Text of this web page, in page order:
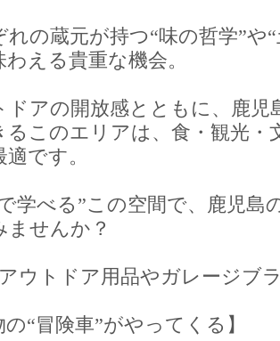
れの蔵元が持つ“味の哲学”や
わえる貴重な機会。
ドアの開放感とともに、鹿児
るこのエリアは、食・観光・
です。
学べる”この空間で、鹿児島
ませんか？
ウトドア用品やガレージブ
の“冒険車”がやってくる】